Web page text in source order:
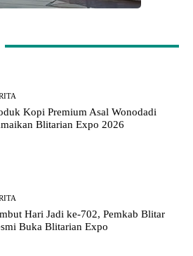
Kopi Premium Asal Wonodadi
Blitarian Expo 2026
Hari Jadi ke-702, Pemkab Blitar
Buka Blitarian Expo